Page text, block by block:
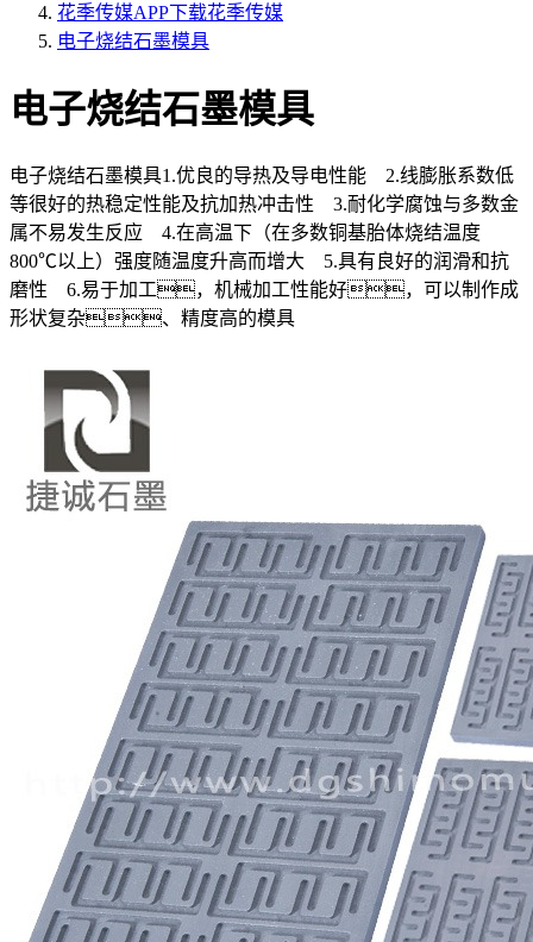
花季传媒APP下载花季传媒
电子烧结石墨模具
电子烧结石墨模具
电子烧结石墨模具1.优良的导热及导电性能 2.线膨胀系数低
等很好的热稳定性能及抗加热冲击性 3.耐化学腐蚀与多数金
属不易发生反应 4.在高温下（在多数铜基胎体烧结温度
800℃以上）强度随温度升高而增大 5.具有良好的润滑和抗
磨性 6.易于加工，机械加工性能好，可以制作成
形状复杂、精度高的模具